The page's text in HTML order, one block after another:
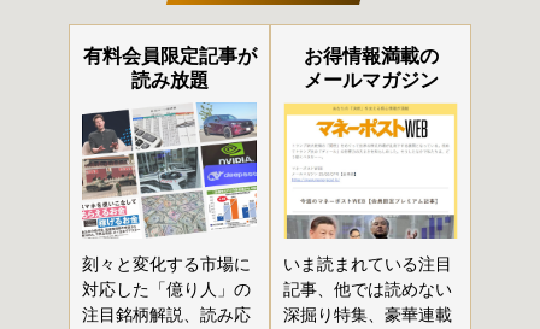
有料会員限定記事が
読み放題
刻々と変化する市場に
対応した「億り人」の
注目銘柄解説、読み応
お得情報満載の
メールマガジン
いま読まれている注目
記事、他では読めない
深掘り特集、豪華連載